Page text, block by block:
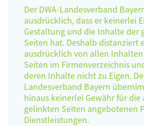
Der DWA-Landesverband
ausdrücklich, dass er keinerlei
Gestaltung und die Inhalte der
Seiten hat. Deshalb distanziert
ausdrücklich von allen
Seiten im Firmenverzeichnis
deren Inhalte nicht zu Eigen.
Landesverband Bayern
hinaus keinerlei Gewähr für die
gelinkten Seiten angebotenen
Dienstleistungen.